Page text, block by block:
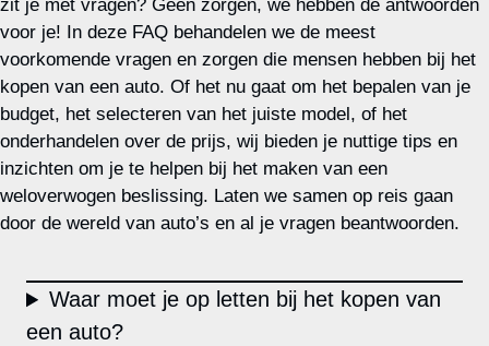
zit je met vragen? Geen zorgen, we hebben de antwoorden
voor je! In deze FAQ behandelen we de meest
voorkomende vragen en zorgen die mensen hebben bij het
kopen van een auto. Of het nu gaat om het bepalen van je
budget, het selecteren van het juiste model, of het
onderhandelen over de prijs, wij bieden je nuttige tips en
inzichten om je te helpen bij het maken van een
weloverwogen beslissing. Laten we samen op reis gaan
door de wereld van auto’s en al je vragen beantwoorden.
Waar moet je op letten bij het kopen van
een auto?